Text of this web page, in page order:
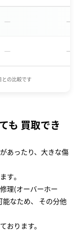
－ －
－ －
の比較です
も 買取でき
あったり、大きな傷
す｡
理(オーバーホー
なため、 その分他
おります。